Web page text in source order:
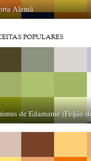
Alemã
POPULARES
de Edamame (Feijão